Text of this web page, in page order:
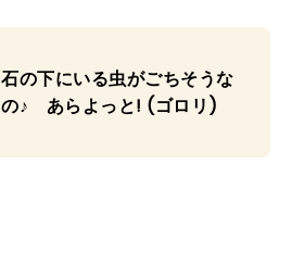
石の下にいる虫がごちそうな
の♪ あらよっと! (ゴロリ)